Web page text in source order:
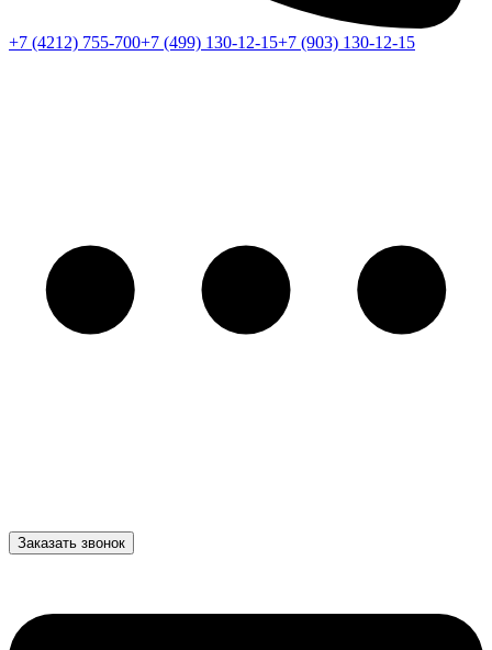
+7 (4212) 755-700+7 (499) 130-12-15+7 (903) 130-12-15
Заказать звонок